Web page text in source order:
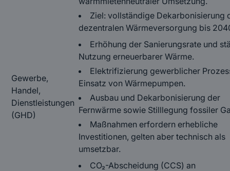
Ziel: vollständige Dekarbonisierung
dezentralen Wärmeversorgung bis
Gewerbe,
Handel,
Dienstleistungen
(GHD)
Erhöhung der Sanierungsrate und
Nutzung erneuerbarer Wärme.
Elektrifizierung gewerblicher
Einsatz von Wärmepumpen.
Ausbau und Dekarbonisierung der
Fernwärme sowie Stilllegung fossiler
Maßnahmen erfordern erhebliche
Investitionen, gelten aber technisch als
umsetzbar.
CO₂-Abscheidung (CCS) an